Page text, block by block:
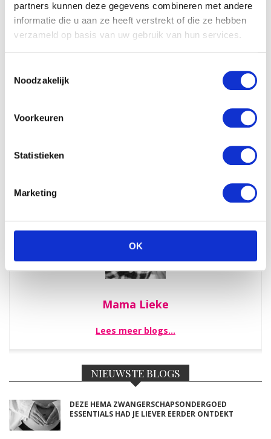
partners kunnen deze gegevens combineren met andere
informatie die u aan ze heeft verstrekt of die ze hebben
verzameld op basis van uw gebruik van hun services.
Noodzakelijk
Voorkeuren
Statistieken
Marketing
OK
Vanaf nu..
twee stukken appeltaart en chocolade muntstukken
nog over van Sinterklaas. Ik kies ervoor om gezond te
nu normaal. Nouja.. eerst nog het laatste stukje taart..
Mama Lieke
Lees meer blogs…
NIEUWSTE BLOGS
DEZE HEMA ZWANGERSCHAPSONDERGOED
ESSENTIALS HAD JE LIEVER EERDER ONTDEKT